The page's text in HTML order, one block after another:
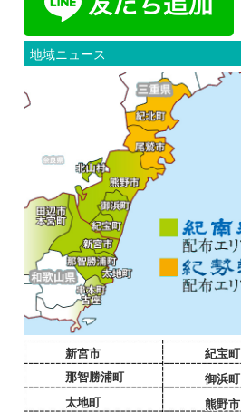
地域ニュース
新宮市
那智勝浦町
太地町
紀宝町
御浜町
熊野市